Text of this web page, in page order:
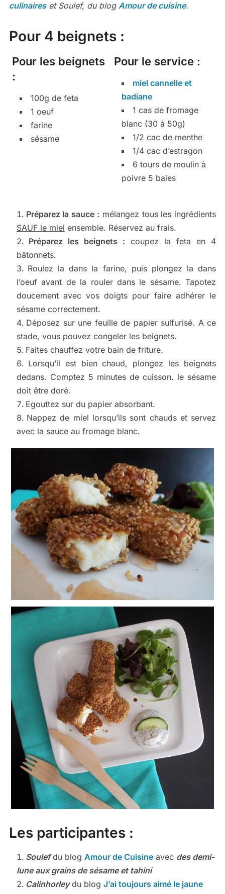
culinaireset Soulef, du blog Amour de cuisine.
Pour 4 beignets :
Pour les beignets
:
100g de feta
1 oeuf
farine
sésame
Pour le service :
miel cannelle et
badiane
1 cas de fromage
blanc (30 à 50g)
1/2 cac de menthe
1/4 cac d’estragon
6 tours de moulin à
poivre 5 baies
Préparez la sauce : mélangez tous les ingrédients
SAUF le miel ensemble. Réservez au frais.
Préparez les beignets : coupez la feta en 4
bâtonnets.
Roulez la dans la farine, puis plongez la dans
l’oeuf avant de la rouler dans le sésame. Tapotez
doucement avec vos doigts pour faire adhérer le
sésame correctement.
Déposez sur une feuille de papier sulfurisé. A ce
stade, vous pouvez congeler les beignets.
Faites chauffez votre bain de friture.
Lorsqu’il est bien chaud, plongez les beignets
dedans. Comptez 5 minutes de cuisson. le sésame
doit être doré.
Egouttez sur du papier absorbant.
Nappez de miel lorsqu’ils sont chauds et servez
avec la sauce au fromage blanc.
Les participantes :
Soulefdu blog Amour de Cuisineavec des demi-
lune aux grains de sésame et tahini
Calinhorleydu blog J’ai toujours aimé le jaune